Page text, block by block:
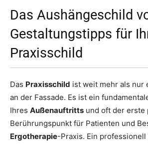
Das Aushängeschild
Gestaltungstipps für
Praxisschild
Das Praxisschild ist weit mehr als nur
an der Fassade. Es ist ein
Ihres Außenauftritts und oft der erste
Berührungspunkt für Patienten und
Ergotherapie-Praxis. Ein